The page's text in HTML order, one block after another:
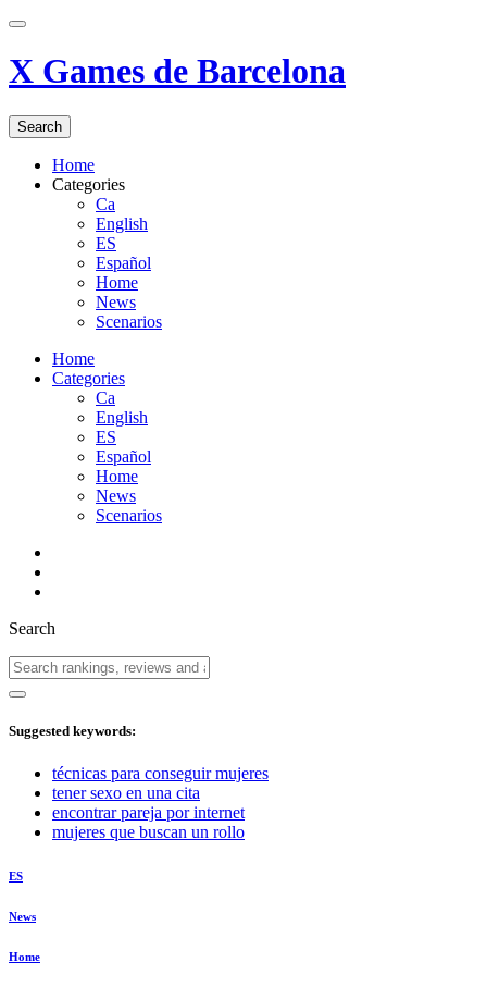
X Games de Barcelona
Search
Home
Categories
Ca
English
ES
Español
Home
News
Scenarios
Home
Categories
Ca
English
ES
Español
Home
News
Scenarios
Search
Suggested keywords:
técnicas para conseguir mujeres
tener sexo en una cita
encontrar pareja por internet
mujeres que buscan un rollo
ES
News
Home